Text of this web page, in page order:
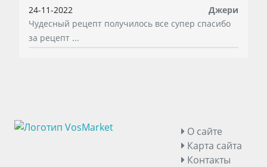
24-11-2022
Джери
Чудесный рецепт получилось все супер спасибо
за рецепт ...
О сайте
Карта сайта
Контакты